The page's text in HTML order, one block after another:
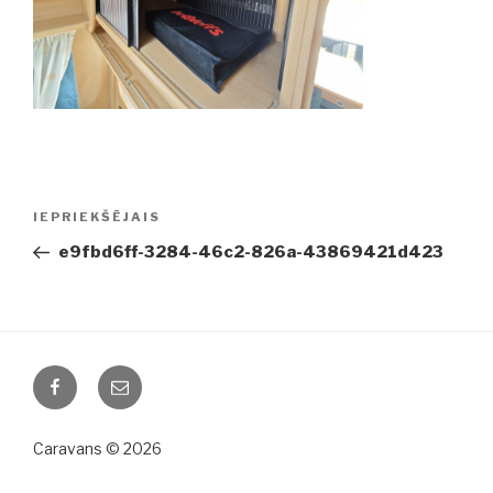
Ziņu
Iepriekšējā
ziņa:
IEPRIEKŠĒJAIS
e9fbd6ff-3284-46c2-826a-43869421d423
FacebookEmail
Caravans © 2026